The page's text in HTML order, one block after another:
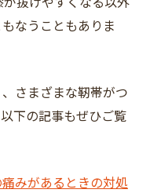
なうこともありま
さまざまな靭帯がつ
下の記事もぜひご覧
みがあるときの対処